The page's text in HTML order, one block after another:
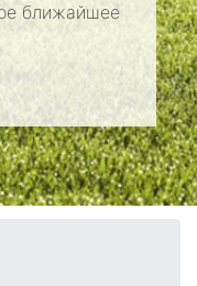
ближайшее